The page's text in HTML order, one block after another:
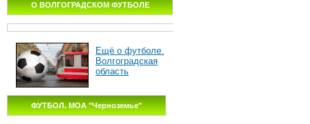
О ВОЛГОГРАДСКОМ ФУТБОЛЕ
Ещё о футболе.
Волгоградская
область
ФУТБОЛ. МОА "Черноземье"